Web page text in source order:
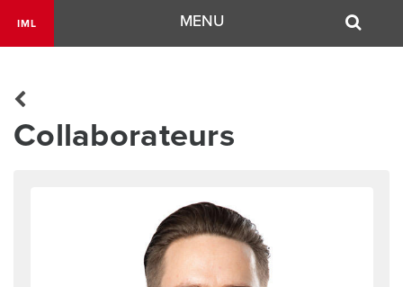
Navigation
IML MENU
Collaborateurs